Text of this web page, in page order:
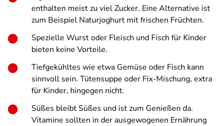
enthalten meist zu viel Zucker. Eine Alternative ist
zum Beispiel Naturjoghurt mit frischen Früchten.
Spezielle Wurst oder Fleisch und Fisch für Kinder
bieten keine Vorteile.
Tiefgekühltes wie etwa Gemüse oder Fisch kann
sinnvoll sein. Tütensuppe oder Fix-Mischung, extra
für Kinder, hingegen nicht.
Süßes bleibt Süßes und ist zum Genießen da.
Vitamine sollten in der ausgewogenen Ernährung